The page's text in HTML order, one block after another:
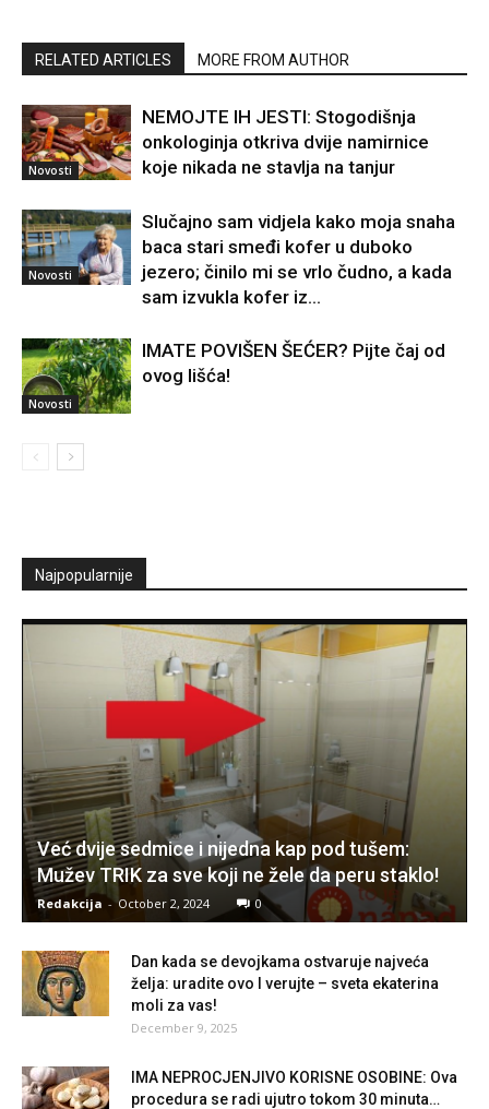
RELATED ARTICLES MORE FROM AUTHOR
Novosti
NEMOJTE IH JESTI: Stogodišnja
onkologinja otkriva dvije namirnice
koje nikada ne stavlja na tanjur
Novosti
Slučajno sam vidjela kako moja snaha
baca stari smeđi kofer u duboko
jezero; činilo mi se vrlo čudno, a kada
sam izvukla kofer iz...
Novosti
IMATE POVIŠEN ŠEĆER? Pijte čaj od
ovog lišća!
Najpopularnije
Već dvije sedmice i nijedna kap pod tušem:
Mužev TRIK za sve koji ne žele da peru staklo!
Redakcija - October 2, 2024 0
Dan kada se devojkama ostvaruje najveća
želja: uradite ovo I verujte – sveta ekaterina
moli za vas!
December 9, 2025
IMA NEPROCJENJIVO KORISNE OSOBINE: Ova
procedura se radi ujutro tokom 30 minuta…